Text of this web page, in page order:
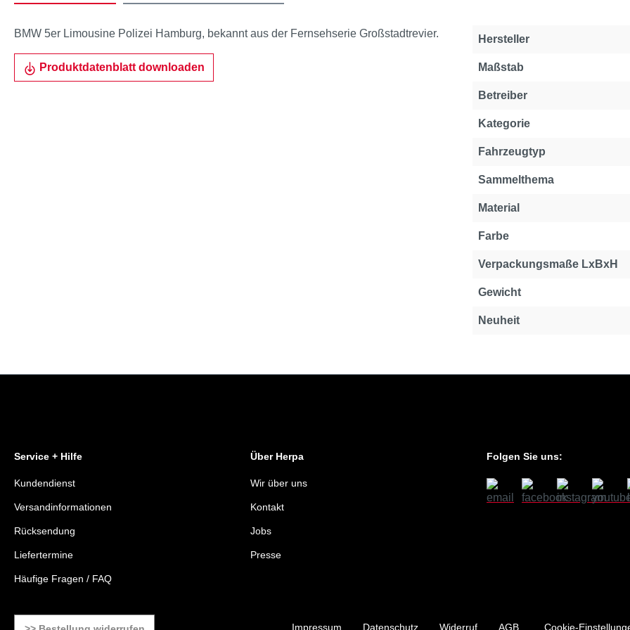
BMW 5er Limousine Polizei Hamburg, bekannt aus der Fernsehserie Großstadtrevier.
Produktdatenblatt downloaden
Hersteller
Maßstab
Betreiber
Kategorie
Fahrzeugtyp
Sammelthema
Material
Farbe
Verpackungsmaße LxBxH
Gewicht
Neuheit
Service + Hilfe
Kundendienst
Versandinformationen
Rücksendung
Liefertermine
Häufige Fragen / FAQ
Über Herpa
Wir über uns
Kontakt
Jobs
Presse
Folgen Sie uns:
Impressum Datenschutz Widerruf AGB Cookie-